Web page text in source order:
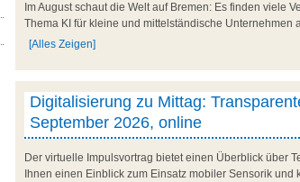
Im August schaut die Welt auf Bremen: Es finden viele
Thema KI für kleine und mittelständische Unternehmen
[Alles Zeigen]
Digitalisierung zu Mittag:
September 2026, online
Der virtuelle Impulsvortrag bietet einen Überblick über
Ihnen einen Einblick zum Einsatz mobiler Sensorik